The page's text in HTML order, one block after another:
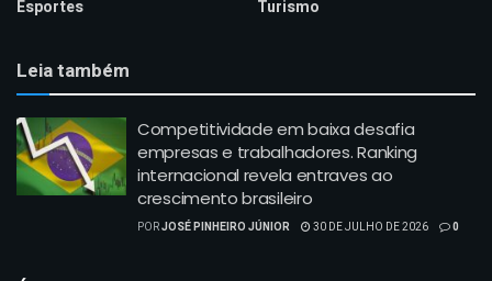
Esportes
Turismo
Leia também
Competitividade em baixa desafia
empresas e trabalhadores. Ranking
internacional revela entraves ao
crescimento brasileiro
PORJOSÉ PINHEIRO JÚNIOR 30 DE JULHO DE 2026 0